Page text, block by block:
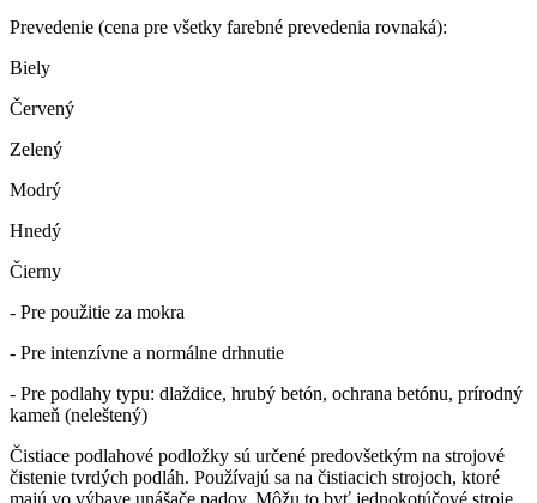
Prevedenie (cena pre všetky farebné prevedenia rovnaká):
Biely
Červený
Zelený
Modrý
Hnedý
Čierny
- Pre použitie za mokra
- Pre intenzívne a normálne drhnutie
- Pre podlahy typu: dlaždice, hrubý betón, ochrana betónu, prírodný
kameň (neleštený)
Čistiace podlahové podložky sú určené predovšetkým na strojové
čistenie tvrdých podláh. Používajú sa na čistiacich strojoch, ktoré
majú vo výbave unášače padov. Môžu to byť jednokotúčové stroje,